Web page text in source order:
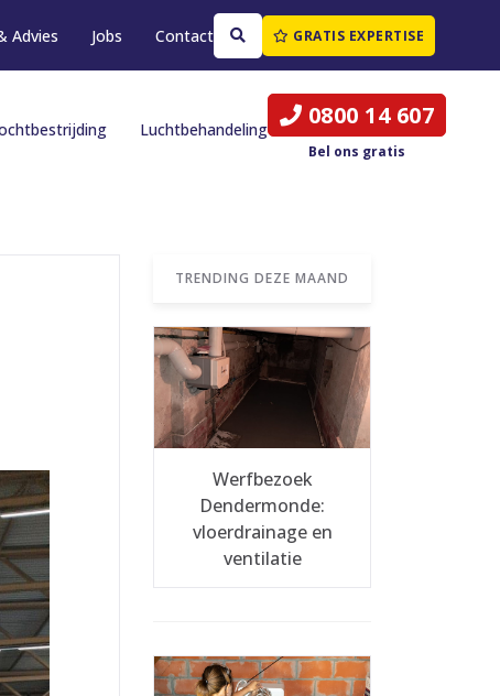
Advies Jobs Contact GRATIS EXPERTISE
Luchtbehandeling 0800 14 607
Bel ons gratis
TRENDING DEZE MAAND
Werfbezoek
Dendermonde:
vloerdrainage en
ventilatie